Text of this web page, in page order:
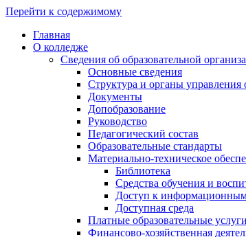
Перейти к содержимому
Главная
О колледже
Сведения об образовательной
Основные сведения
Структура и органы управления
Документы
Допобразование
Руководство
Педагогический состав
Образовательные стандарты
Материально-техническое
Библиотека
Средства обучения и
Доступ к
Доступная среда
Платные образовательные услуги
Финансово-хозяйственная